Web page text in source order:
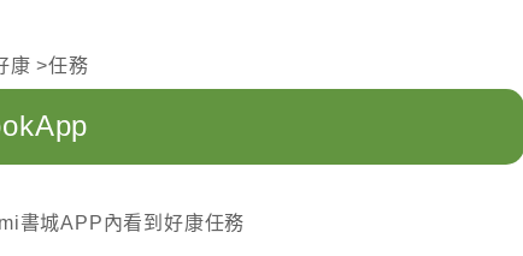
康 >任務
書城APP內看到好康任務